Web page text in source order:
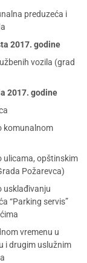
preduzeća i
2017. godine
vozila (grad
2017. godine
komunalnom
ulicama, opštinskim
Požarevca)
usklađivanju
“Parking servis”
vremenu u
i drugim uslužnim